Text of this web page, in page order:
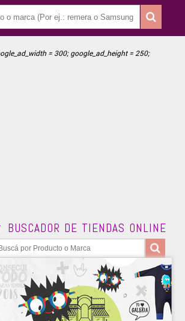
= 300; google_ad_height = 250;
DE TIENDAS ONLINE